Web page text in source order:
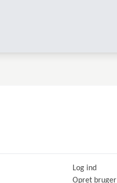
Log ind
Opret bruger